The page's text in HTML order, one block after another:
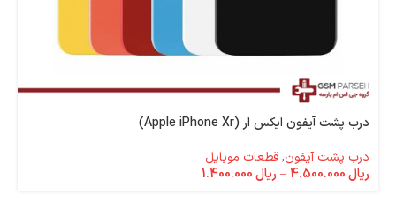
درب پشت آیفون ایکس ار (Apple iPhone Xr)
درب پشت آیفون,قطعات موبایل
ریال
– ریال